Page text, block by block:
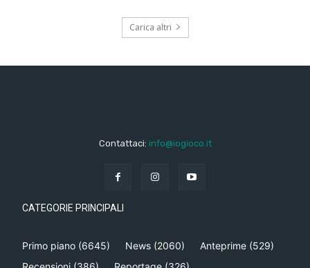
Carica altri
Contattaci: info@iogioco.it
CATEGORIE PRINCIPALI
Primo piano (6645) News (2060) Anteprime (529)